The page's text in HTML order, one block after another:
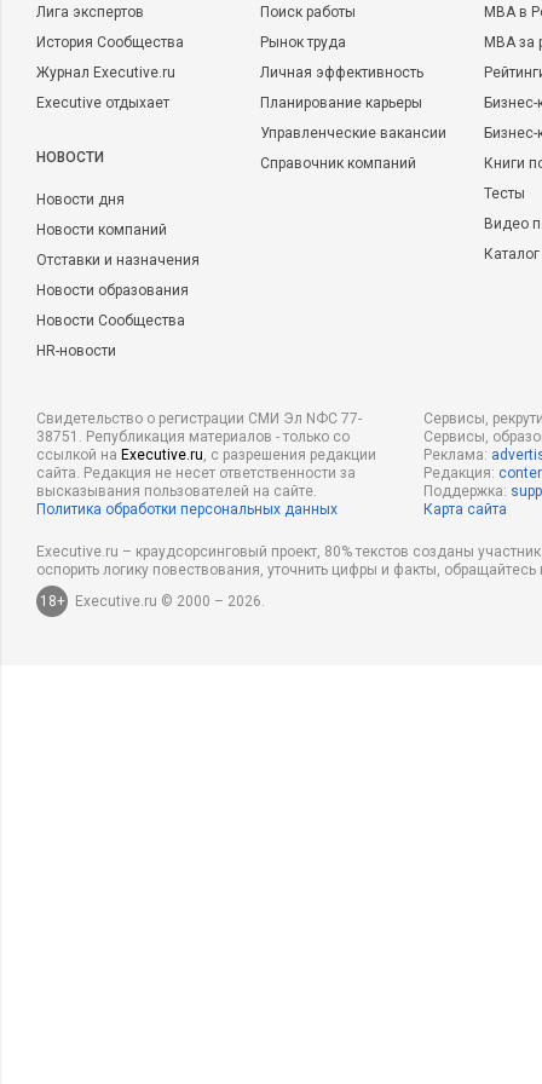
Эти шаги помогли компании справиться с системными
эффективную и вовлеченную рабочую среду, благодаря
крупные инновационные проекты, значимые в масштабах
Диагностика сотрудников – не только инструмент
ключевой элемент стратегии успеха любого бизнеса.
уникальный актив, способный внести свой вклад в общее
достичь новых высот. Поэтому внимание к диагностике
инвестиция в процветание и устойчивый рост на
Также читайте:
Лига экспертов
История Сообщества
Журнал Executive.ru
Executive отдыхает
НОВОСТИ
Новости дня
Новости компаний
Отставки и назначения
Новости образования
Новости Сообщества
HR-новости
Поиск работы
Рынок труда
Личная эффективность
Планирование карьеры
Управленческие вакансии
Справочник компаний
MBA в
MBA
Бизнес-
Книги
Тесты
Видео
Свидетельство о регистрации СМИ Эл NФС 77-
38751. Републикация материалов - только со
ссылкой на Executive.ru, с разрешения редакции
сайта. Редакция не несет ответственности за
высказывания пользователей на сайте.
Политика обработки персональных данных
Сервисы,
Сервисы,
Реклама:
Редакция:
Поддержка:
Карта сайта
Executive.ru – краудсорсинговый проект, 80% текстов созданы
оспорить логику повествования, уточнить цифры и факты,
18+
Executive.ru © 2000 – 2026.